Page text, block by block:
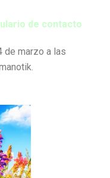
de contacto
de marzo a las